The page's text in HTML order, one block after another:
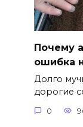
Почему
ошибка
Долго
дорогие
0